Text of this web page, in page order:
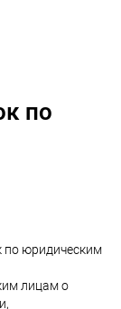
по
по юридическим
лицам о